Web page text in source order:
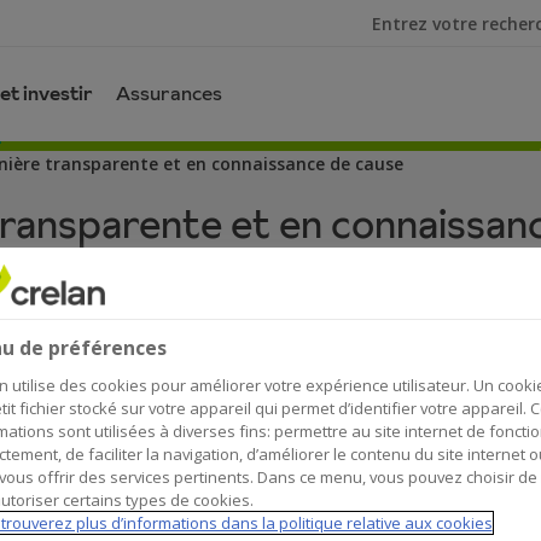
Je cherche
investir Assurances
transparente et en connaissance de cause
et en
ont été développées dans le cadre de la
que nous proposons soient adaptés aux besoins de
de placements : connaissez-vous les risques liés aux
et investir?
de préférences
utilise des cookies pour améliorer votre expérience utilisateur. Un
fichier stocké sur votre appareil qui permet d’identifier votre appareil.
sont utilisées à diverses fins: permettre au site internet de
de faciliter la navigation, d’améliorer le contenu du site internet
offrir des services pertinents. Dans ce menu, vous pouvez choisir de
certains types de cookies.
plus d’informations dans la politique relative aux cookies